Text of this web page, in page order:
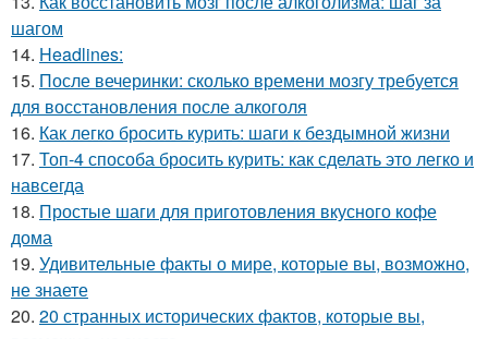
шагом
14. Headlines:
15. После вечеринки: сколько времени мозгу требуется
для восстановления после алкоголя
16. Как легко бросить курить: шаги к бездымной жизни
17. Топ-4 способа бросить курить: как сделать это легко и
навсегда
18. Простые шаги для приготовления вкусного кофе
дома
19. Удивительные факты о мире, которые вы, возможно,
не знаете
20. 20 странных исторических фактов, которые вы,